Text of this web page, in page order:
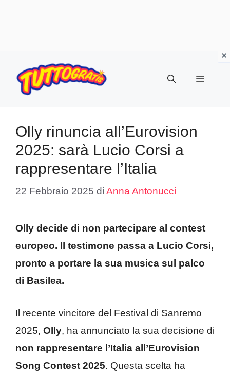
contenuto
Menu
Olly rinuncia all’Eurovision
2025: sarà Lucio Corsi a
rappresentare l’Italia
22 Febbraio 2025 di Anna Antonucci
Olly decide di non partecipare al contest
europeo. Il testimone passa a Lucio Corsi,
pronto a portare la sua musica sul palco
di Basilea.
Il recente vincitore del Festival di Sanremo
2025, Olly, ha annunciato la sua decisione di
non rappresentare l’Italia all’Eurovision
Song Contest 2025. Questa scelta ha